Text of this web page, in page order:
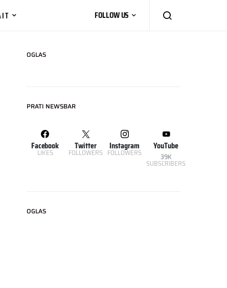
FOLLOW US
OGLAS
PRATI NEWSBAR
Facebook
LIKES
Twitter
FOLLOWERS
Instagram
FOLLOWERS
YouTube
39K
SUBSCRIBERS
OGLAS